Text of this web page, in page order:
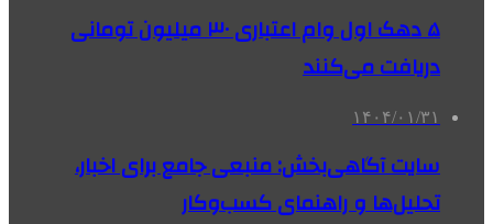
۵ دهک اول وام اعتباری ۳۰ میلیون تومانی
دریافت می‌کنند
۱۴۰۴/۰۱/۳۱
سایت آگاهی‌بخش: منبعی جامع برای اخبار،
تحلیل‌ها و راهنمای کسب‌وکار